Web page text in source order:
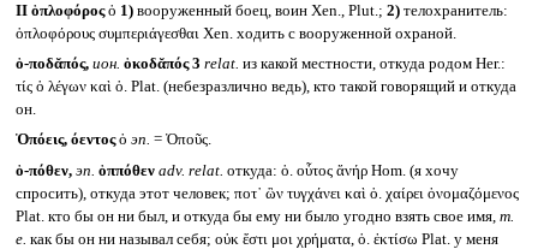
II ὁπλοφόροςὁ 1)вооруженный боец, воин Xen., Plut.; 2)телохранитель:
ὁπλοφόρους συμπεριάγεσθαι Xen. ходить с вооруженной охраной.
ὁ-ποδᾰπός, ион. ὁκοδᾰπός 3 relat. из какой местности, откуда родом Her.:
τίς ὁ λέγων καὶ ὁ. Plat. (небезразлично ведь), кто такой говорящий и откуда
он.
Ὀπόεις, όεντοςὁ эп. = Ὀποῦς.
ὁ-πόθεν, эп. ὁππόθεν adv. relat. откуда: ὁ. οὗτος ἄνήρ Hom. (я хочу
спросить), откуда этот человек; ποτ᾽ ὢν τυγχάνει καὶ ὁ. χαίρει ὀνομαζόμενος
Plat. кто бы он ни был, и откуда бы ему ни было угодно взять свое имя, т.
е. как бы он ни называл себя; οὐκ ἔστι μοι χρήματα, ὁ. ἐκτίσω Plat. у меня